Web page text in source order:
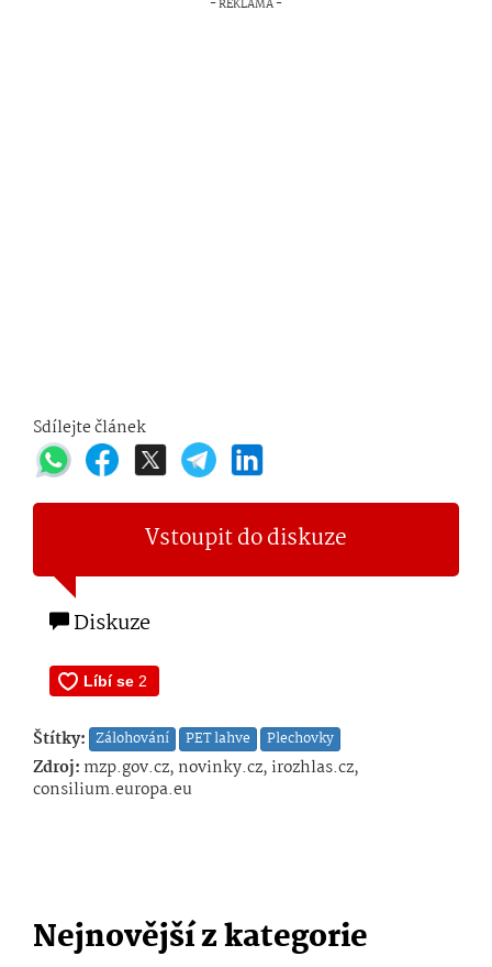
Sdílejte článek
Vstoupit do diskuze
Diskuze
Štítky: Zálohování PET lahve Plechovky
Zdroj: mzp.gov.cz, novinky.cz, irozhlas.cz,
consilium.europa.eu
Nejnovější z kategorie